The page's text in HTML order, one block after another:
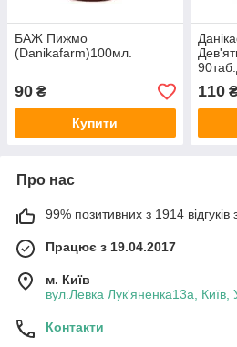
БАЖ Пижмо
(Danikafarm)100мл.
90 ₴
Купити
110
Про нас
99% позитивних з 1914 відгуків
Працює з 19.04.2017
м. Київ
вул.Левка Лук'яненка13а, Київ,
Контакти